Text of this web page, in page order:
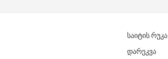
საიტის რუკა
დარეკვა